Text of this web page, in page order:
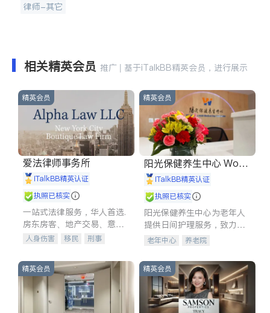
律师-其它
相关精英会员 推广 | 基于iTalkBB精英会员，进行展示
精英会员
爱法律师事务所
iTalkBB精英认证
执照已核实
一站式法律服务，华人首选.
房东房客、地产交易、意外
伤害、车祸重伤、商业诉
建筑合同、刑事案件全包办
人身伤害 移民
刑事
信托/遗嘱
商业
商标注册
索赔
律师-其它
精英会员
阳光保健养生中心 World
shine
iTalkBB精英认证
执照已核实
阳光保健养生中心为老年人
提供日间护理服务，致力于
通过持续的护理创新来有效
老年中心 养老院
精英会员 精英会员